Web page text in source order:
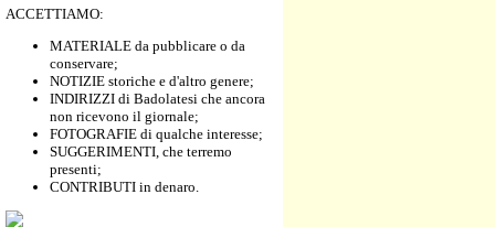
ACCETTIAMO:
MATERIALE da pubblicare o da
conservare;
NOTIZIE storiche e d'altro genere;
INDIRIZZI di Badolatesi che ancora
non ricevono il giornale;
FOTOGRAFIE di qualche interesse;
SUGGERIMENTI, che terremo
presenti;
CONTRIBUTI in denaro.